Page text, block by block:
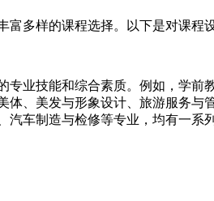
多样的课程选择。以下是对课程
业技能和综合素质。例如，学前
、美发与形象设计、旅游服务与
车制造与检修等专业，均有一系